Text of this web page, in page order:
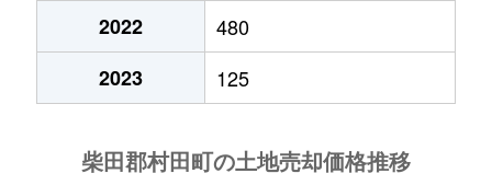
2022
480
2023
125